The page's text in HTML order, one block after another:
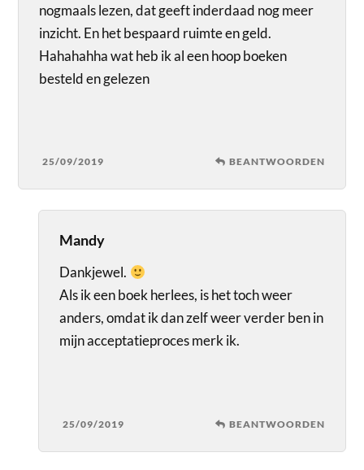
nogmaals lezen, dat geeft inderdaad nog meer
inzicht. En het bespaard ruimte en geld.
Hahahahha wat heb ik al een hoop boeken
besteld en gelezen
25/09/2019 BEANTWOORDEN
Mandy
Dankjewel.
Als ik een boek herlees, is het toch weer
anders, omdat ik dan zelf weer verder ben in
mijn acceptatieproces merk ik.
25/09/2019 BEANTWOORDEN